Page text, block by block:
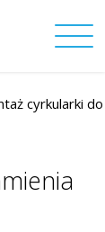
cyrkularki do